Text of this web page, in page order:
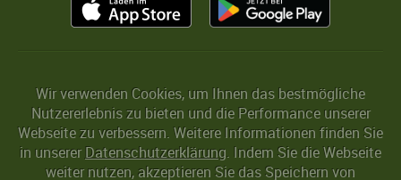
Wir verwenden Cookies, um Ihnen das bestmögliche
Nutzererlebnis zu bieten und die Performance unserer
Webseite zu verbessern. Weitere Informationen finden Sie
in unserer Datenschutzerklärung. Indem Sie die Webseite
weiter nutzen, akzeptieren Sie das Speichern von